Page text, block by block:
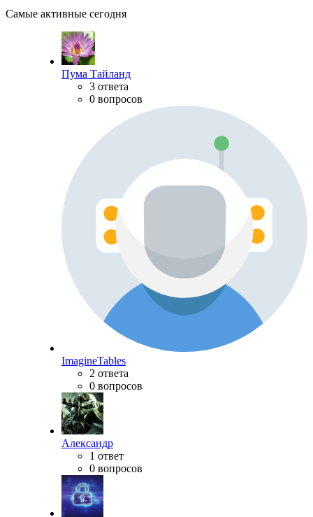
Самые активные сегодня
Пума Тайланд
3 ответа
0 вопросов
ImagineTables
2 ответа
0 вопросов
Александр
1 ответ
0 вопросов